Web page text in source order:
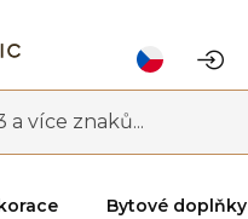
a více znaků...
Bytové doplňky